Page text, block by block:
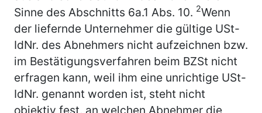
Sinne des Abschnitts 6a.1 Abs. 10. 2Wenn
der liefernde Unternehmer die gültige USt-
IdNr. des Abnehmers nicht aufzeichnen bzw.
im Bestätigungsverfahren beim BZSt nicht
erfragen kann, weil ihm eine unrichtige USt-
IdNr. genannt worden ist, steht nicht
objektiv fest, an welchen Abnehmer die